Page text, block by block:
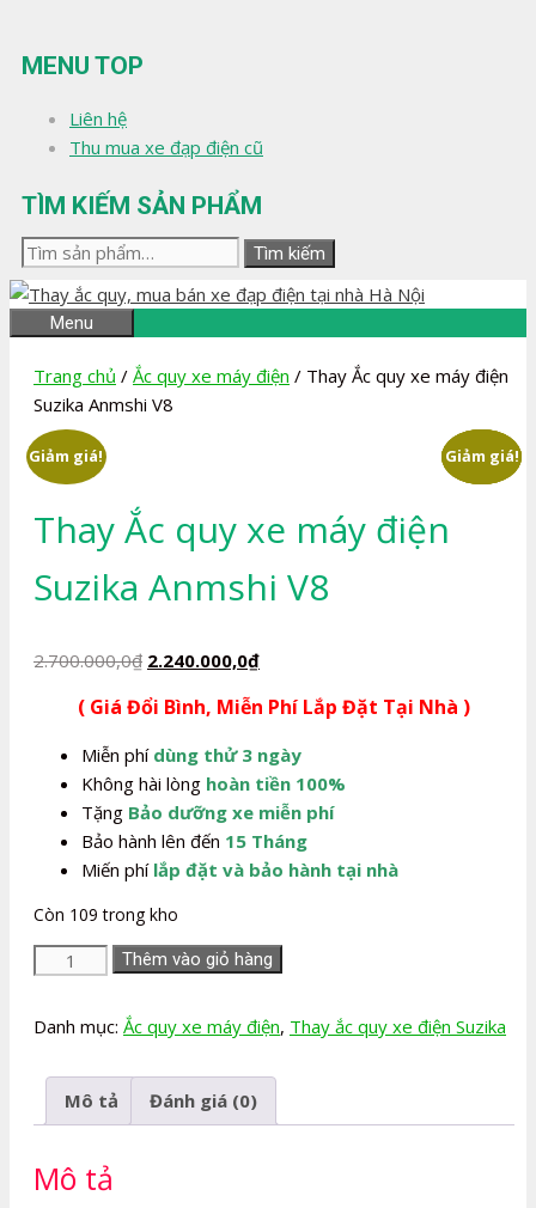
đến
nội
MENU TOP
Liên hệ
Thu mua xe đạp điện cũ
TÌM KIẾM SẢN PHẨM
Tìm
kiếm:
Tìm kiếm
Menu
Trang chủ / Ắc quy xe máy điện / Thay Ắc quy xe máy điện
Suzika Anmshi V8
Giảm giá!
Thay Ắc quy xe máy điện
Suzika Anmshi V8
2.700.000,0₫ Giá
là:
2.700.000,0₫.
2.240.000,0₫Giá
tại
2.240.000,0₫.
( Giá Đổi Bình, Miễn Phí Lắp Đặt Tại Nhà )
Miễn phí dùng thử 3 ngày
Không hài lòng hoàn tiền 100%
Tặng Bảo dưỡng xe miễn phí
Bảo hành lên đến 15 Tháng
Miến phí lắp đặt và bảo hành tại nhà
Còn 109 trong kho
Thay
máy
Suzika
V8
Thêm vào giỏ hàng
Danh mục: Ắc quy xe máy điện, Thay ắc quy xe điện Suzika
Mô tả Đánh giá (0)
Mô tả
Giảm giá!
Giảm giá!
Giảm giá!
Giảm giá!